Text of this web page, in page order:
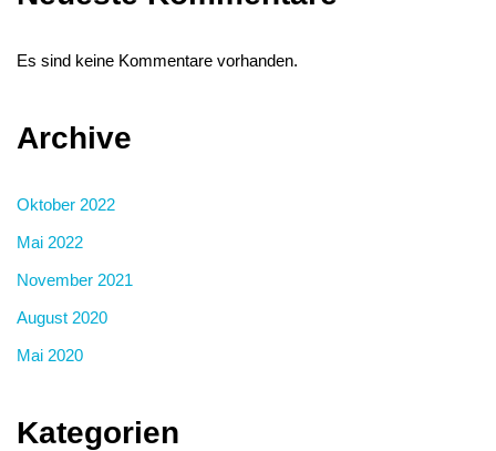
Es sind keine Kommentare vorhanden.
Archive
Oktober 2022
Mai 2022
November 2021
August 2020
Mai 2020
Kategorien